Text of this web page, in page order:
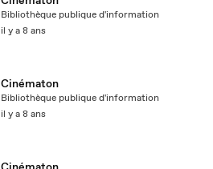
Bibliothèque publique d'information
il y a 8 ans
Cinématon
Bibliothèque publique d'information
il y a 8 ans